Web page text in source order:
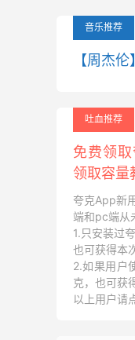
音乐推荐
【周杰
吐血推荐
免费领
领取容量
夸克App新
端和pc端从
1.只安装过
也可获得本
2.如果用户
克，也可获
以上用户请